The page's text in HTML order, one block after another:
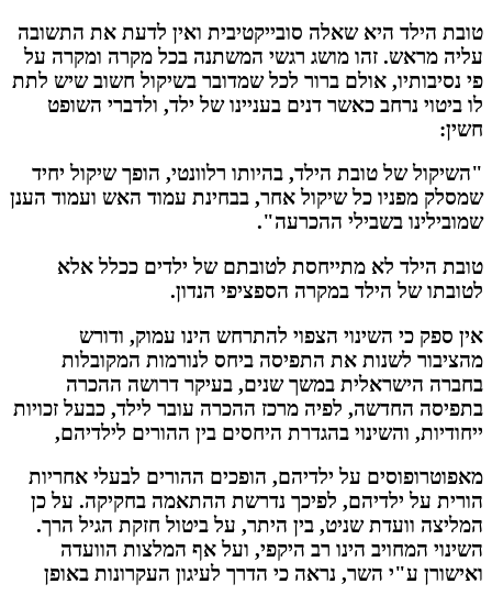
טובת הילד היא שאלה סובייקטיבית ואין לדעת את התשובה
עליה מראש. זהו מושג רגשי המשתנה בכל מקרה ומקרה על
פי נסיבותיו, אולם ברור לכל שמדובר בשיקול חשוב שיש לתת
לו ביטוי נרחב כאשר דנים בעניינו של ילד, ולדברי השופט
חשין:
"השיקול של טובת הילד, בהיותו רלוונטי, הופך שיקול יחיד
שמסלק מפניו כל שיקול אחר, בבחינת עמוד האש ועמוד הענן
שמובילינו בשבילי ההכרעה".
טובת הילד לא מתייחסת לטובתם של ילדים ככלל אלא
לטובתו של הילד במקרה הספציפי הנדון.
אין ספק כי השינוי הצפוי להתרחש הינו עמוק, ודורש
מהציבור לשנות את התפיסה ביחס לנורמות המקובלות
בחברה הישראלית במשך שנים, בעיקר דרושה ההכרה
בתפיסה החדשה, לפיה מרכז ההכרה עובר לילד, כבעל זכויות
ייחודיות, והשינוי בהגדרת היחסים בין ההורים לילדיהם,
מאפוטרופוסים על ילדיהם, הופכים ההורים לבעלי אחריות
הורית על ילדיהם, לפיכך נדרשת ההתאמה בחקיקה. על כן
המליצה וועדת שניט, בין היתר, על ביטול חזקת הגיל הרך.
השינוי המחויב הינו רב היקפי, ועל אף המלצות הוועדה
ואישורן ע"י השר, נראה כי הדרך לעיגון העקרונות באופן